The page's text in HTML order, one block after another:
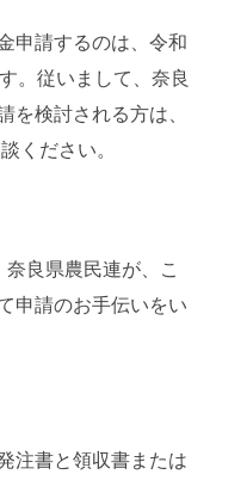
申請するのは、令和
。従いまして、奈良
を検討される方は、
ください。
良県農民連が、こ
申請のお手伝いをい
注書と領収書または